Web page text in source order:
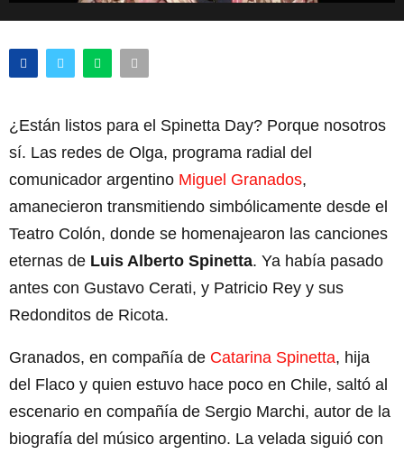
¿Están listos para el Spinetta Day? Porque nosotros
sí. Las redes de Olga, programa radial del
comunicador argentino Miguel Granados,
amanecieron transmitiendo simbólicamente desde el
Teatro Colón, donde se homenajearon las canciones
eternas de Luis Alberto Spinetta. Ya había pasado
antes con Gustavo Cerati, y Patricio Rey y sus
Redonditos de Ricota.
Granados, en compañía de Catarina Spinetta, hija
del Flaco y quien estuvo hace poco en Chile, saltó al
escenario en compañía de Sergio Marchi, autor de la
biografía del músico argentino. La velada siguió con